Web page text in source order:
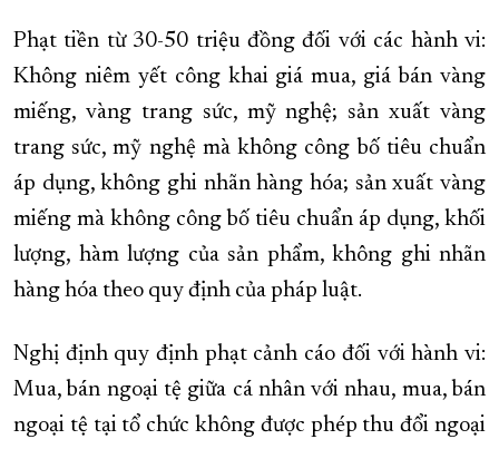
Phạt tiền từ 30-50 triệu đồng đối với các hành vi:
Không niêm yết công khai giá mua, giá bán vàng
miếng, vàng trang sức, mỹ nghệ; sản xuất vàng
trang sức, mỹ nghệ mà không công bố tiêu chuẩn
áp dụng, không ghi nhãn hàng hóa; sản xuất vàng
miếng mà không công bố tiêu chuẩn áp dụng, khối
lượng, hàm lượng của sản phẩm, không ghi nhãn
hàng hóa theo quy định của pháp luật.
Nghị định quy định phạt cảnh cáo đối với hành vi:
Mua, bán ngoại tệ giữa cá nhân với nhau, mua, bán
ngoại tệ tại tổ chức không được phép thu đổi ngoại